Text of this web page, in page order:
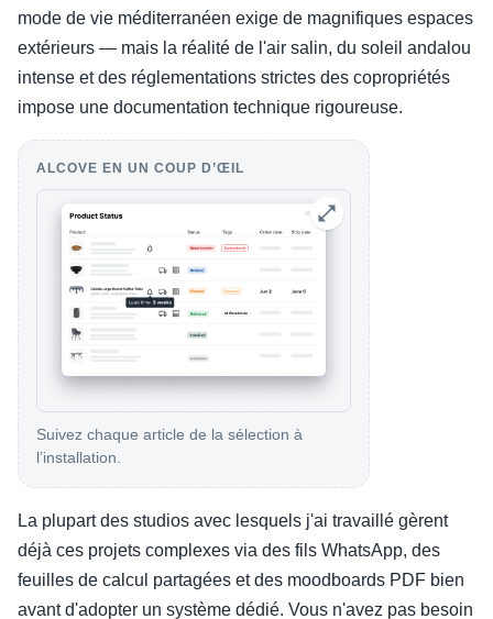
mode de vie méditerranéen exige de magnifiques espaces
extérieurs — mais la réalité de l'air salin, du soleil andalou
intense et des réglementations strictes des copropriétés
impose une documentation technique rigoureuse.
ALCOVE EN UN COUP D’ŒIL
Suivez chaque article de la sélection à
l’installation.
La plupart des studios avec lesquels j'ai travaillé gèrent
déjà ces projets complexes via des fils WhatsApp, des
feuilles de calcul partagées et des moodboards PDF bien
avant d'adopter un système dédié. Vous n'avez pas besoin